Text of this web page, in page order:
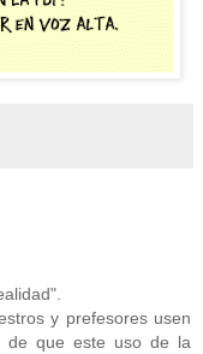
y prefesores usen
de que este uso de la